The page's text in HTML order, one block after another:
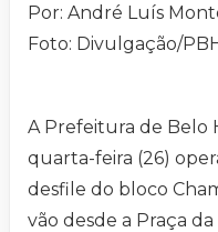
Por: André Luís
Foto: Divulgação/
A Prefeitura de Belo
quarta-feira (26)
desfile do bloco
vão desde a Praça